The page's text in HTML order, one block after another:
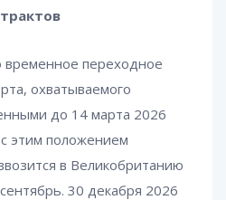
временное переходное
охватываемого
до 14 марта 2026
этим положением
в Великобританию
30 декабря 2026